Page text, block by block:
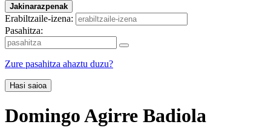
Jakinarazpenak
Erabiltzaile-izena:
Pasahitza:
Zure pasahitza ahaztu duzu?
Hasi saioa
Domingo Agirre Badiola